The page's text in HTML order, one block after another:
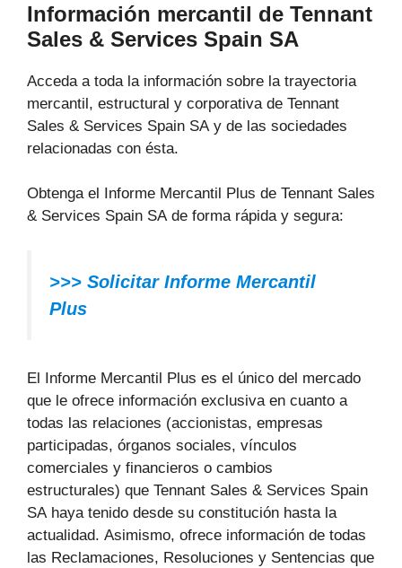
Información mercantil de Tennant
Sales & Services Spain SA
Acceda a toda la información sobre la trayectoria
mercantil, estructural y corporativa de Tennant
Sales & Services Spain SA y de las sociedades
relacionadas con ésta.
Obtenga el Informe Mercantil Plus de Tennant Sales
& Services Spain SA de forma rápida y segura:
>>> Solicitar Informe Mercantil
Plus
El Informe Mercantil Plus es el único del mercado
que le ofrece información exclusiva en cuanto a
todas las relaciones (accionistas, empresas
participadas, órganos sociales, vínculos
comerciales y financieros o cambios
estructurales) que Tennant Sales & Services Spain
SA haya tenido desde su constitución hasta la
actualidad. Asimismo, ofrece información de todas
las Reclamaciones, Resoluciones y Sentencias que